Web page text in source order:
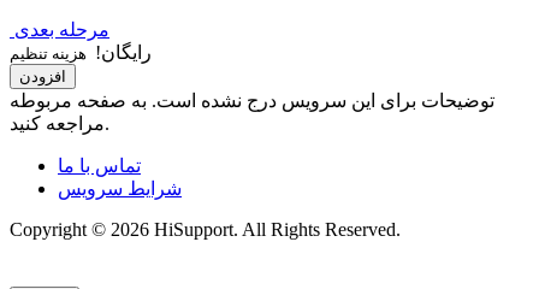
مرحله بعدی
رایگان! هزینه تنظیم
افزودن
توضیحات برای این سرویس درج نشده است. به صفحه مربوطه
مراجعه کنید.
تماس با ما
شرایط سرویس
Copyright © 2026 HiSupport. All Rights Reserved.